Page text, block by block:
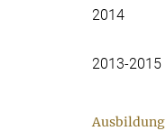
2014
2013-2015
Ausbildung